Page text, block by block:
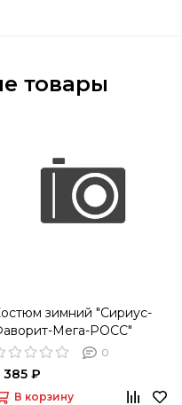
товары
зимний "Сириус-
Мега-РОСС"
(т.серый/
черный)
0
385 ₽
В корзину